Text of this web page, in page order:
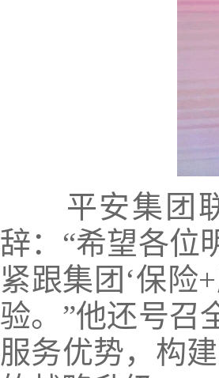
平安集团联
辞：“希望各位
紧跟集团‘保险
验。”他还号召
服务优势，构